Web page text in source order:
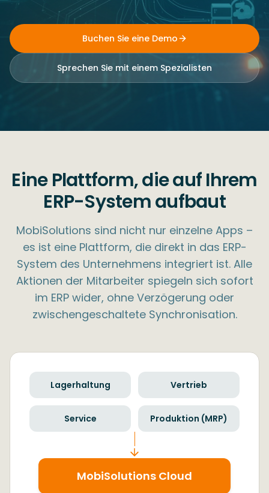
Buchen Sie eine Demo
Sprechen Sie mit einem Spezialisten
Eine Plattform, die auf Ihrem
ERP-System aufbaut
MobiSolutions sind nicht nur einzelne Apps –
es ist eine Plattform, die direkt in das ERP-
System des Unternehmens integriert ist. Alle
Aktionen der Mitarbeiter spiegeln sich sofort
im ERP wider, ohne Verzögerung oder
zwischengeschaltete Synchronisation.
Lagerhaltung Vertrieb
Service Produktion (MRP)
MobiSolutions Cloud